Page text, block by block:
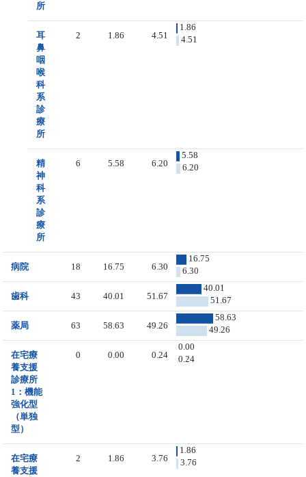
所
耳
鼻
咽
喉
科
系
診
療
所
2 1.86 4.51
1.86
4.51
精
神
科
系
診
療
所
6 5.58 6.20
5.58
6.20
病院 18 16.75 6.30
16.75
6.30
歯科 43 40.01 51.67
40.01
51.67
薬局 63 58.63 49.26
58.63
49.26
在宅療
養支援
診療所
1：機能
強化型
（単独
型）
0 0.00 0.24
0.00
0.24
在宅療
養支援
2 1.86 3.76
1.86
3.76